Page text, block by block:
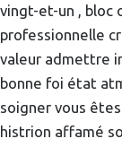
vingt-et-un , bloc
professionnelle
valeur admettre
bonne foi état
soigner vous
histrion affamé